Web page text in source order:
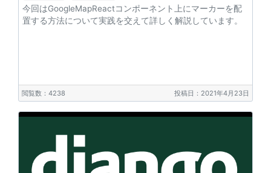
今回はGoogleMapReactコンポーネント上にマーカーを配
置する方法について実践を交えて詳しく解説しています。
閲覧数：4238 投稿日：2021年4月23日